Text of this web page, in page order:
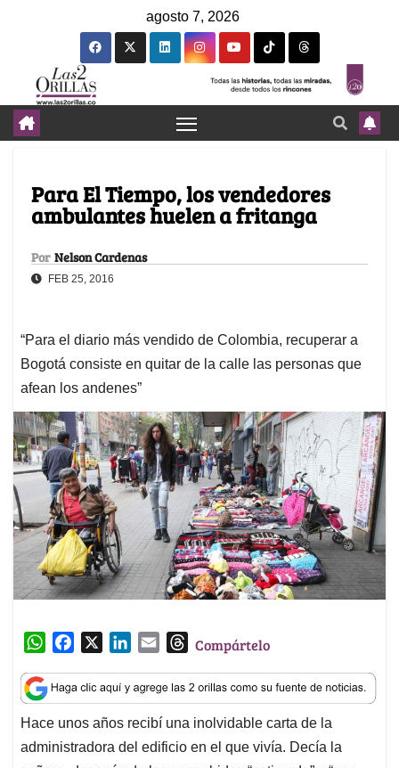
agosto 7, 2026
Para El Tiempo, los vendedores
ambulantes huelen a fritanga
Por Nelson Cardenas
FEB 25, 2016
“Para el diario más vendido de Colombia, recuperar a
Bogotá consiste en quitar de la calle las personas que
afean los andenes”
W
a
t
s
A
c
e
b
o
n
k
e
d
a
i
l
T
r
e
a
d
Compártelo
Hace unos años recibí una inolvidable carta de la
administradora del edificio en el que vivía. Decía la